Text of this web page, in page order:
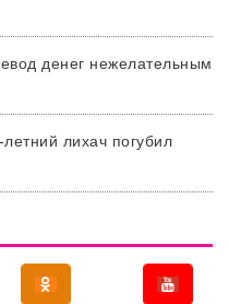
денег нежелательным
лихач погубил